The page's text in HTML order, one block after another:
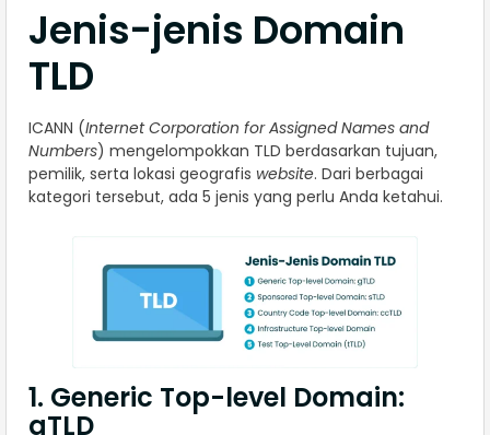
Jenis-jenis Domain
TLD
ICANN (Internet Corporation for Assigned Names and
Numbers) mengelompokkan TLD berdasarkan tujuan,
pemilik, serta lokasi geografis website. Dari berbagai
kategori tersebut, ada 5 jenis yang perlu Anda ketahui.
1. Generic Top-level Domain:
gTLD